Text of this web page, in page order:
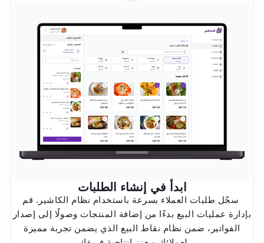
ابدأ في إنشاء الطلبات
سجّل طلبات العملاء بسرعة باستخدام نظام الكاشير. قم
بإدارة عمليات البيع بدءًا من إضافة المنتجات وصولًا إلى إصدار
الفواتير، ضمن نظام نقاط البيع الذي يضمن تجربة مميزة